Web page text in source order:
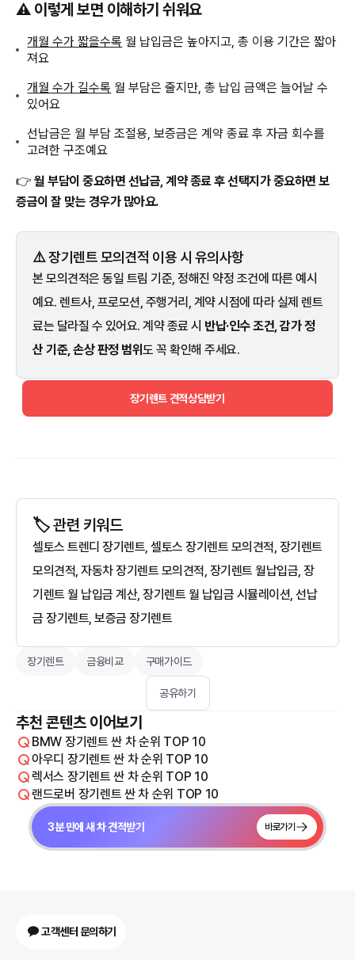
⚠️ 이렇게 보면 이해하기 쉬워요
개월 수가 짧을수록 월 납입금은 높아지고, 총 이용 기간은 짧아
져요
개월 수가 길수록 월 부담은 줄지만, 총 납입 금액은 늘어날 수
있어요
선납금은 월 부담 조절용, 보증금은 계약 종료 후 자금 회수를
고려한 구조예요
👉 월 부담이 중요하면 선납금, 계약 종료 후 선택지가 중요하면 보
증금이 잘 맞는 경우가 많아요.
⚠️ 장기렌트 모의견적 이용 시 유의사항
본 모의견적은 동일 트림 기준, 정해진 약정 조건에 따른 예시
예요. 렌트사, 프로모션, 주행거리, 계약 시점에 따라 실제 렌트
료는 달라질 수 있어요. 계약 종료 시 반납·인수 조건, 감가 정
산 기준, 손상 판정 범위도 꼭 확인해 주세요.
장기렌트 견적상담받기
🏷️ 관련 키워드
셀토스 트렌디 장기렌트, 셀토스 장기렌트 모의견적, 장기렌트
모의견적, 자동차 장기렌트 모의견적, 장기렌트 월납입금, 장
기렌트 월 납입금 계산, 장기렌트 월 납입금 시뮬레이션, 선납
금 장기렌트, 보증금 장기렌트
장기렌트 금융비교 구매가이드
공유하기
추천 콘텐츠 이어보기
BMW 장기렌트 싼 차 순위 TOP 10
아우디 장기렌트 싼 차 순위 TOP 10
렉서스 장기렌트 싼 차 순위 TOP 10
랜드로버 장기렌트 싼 차 순위 TOP 10
3분 만에 새 차 견적받기 바로가기
고객센터 문의하기